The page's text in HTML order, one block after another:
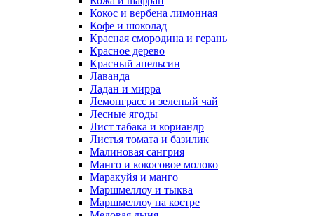
Кокос и вербена лимонная
Кофе и шоколад
Красная смородина и герань
Красное дерево
Красный апельсин
Лаванда
Ладан и мирра
Лемонграсс и зеленый чай
Лесные ягоды
Лист табака и кориандр
Листья томата и базилик
Малиновая сангрия
Манго и кокосовое молоко
Маракуйя и манго
Маршмеллоу и тыква
Маршмеллоу на костре